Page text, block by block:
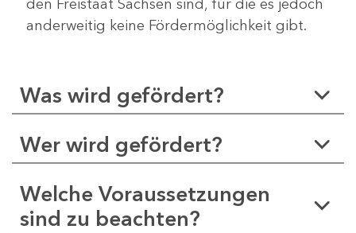
den Freistaat Sachsen sind, für die es jedoch
anderweitig keine Fördermöglichkeit gibt.
Was wird gefördert?
Wer wird gefördert?
Welche Voraussetzungen
sind zu beachten?